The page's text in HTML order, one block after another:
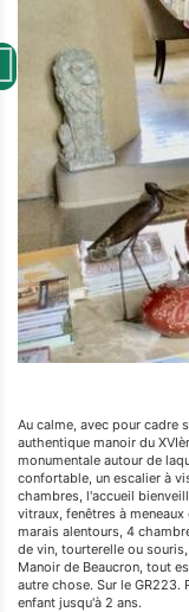
Au calme, avec pour cadre
authentique manoir du
monumentale autour de
confortable, un escalier à
chambres, l'accueil
vitraux, fenêtres à
marais alentours, 4
de vin, tourterelle ou
Manoir de Beaucron, tout
autre chose. Sur le GR223.
enfant jusqu'à 2 ans.